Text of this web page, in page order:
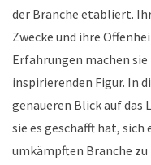
der Branche etabliert.
Zwecke und ihre
Erfahrungen machen
inspirierenden Figur. In
genaueren Blick auf das
sie es geschafft hat,
umkämpften Branche zu